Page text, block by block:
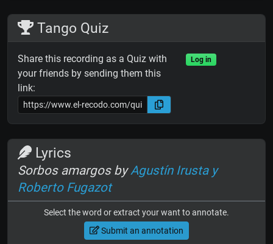
Tango Quiz
Share this recording as a Quiz with
your friends by sending them this
link:
Log in
Lyrics
Sorbos amargos byAgustín Irusta y
Roberto Fugazot
Select the word or extract your want to annotate.
Submit an annotation